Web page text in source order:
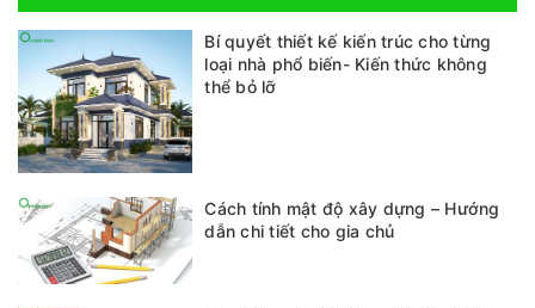
Bí quyết thiết kế kiến trúc cho từng
loại nhà phổ biến- Kiến thức không
thể bỏ lỡ
Cách tính mật độ xây dựng – Hướng
dẫn chi tiết cho gia chủ